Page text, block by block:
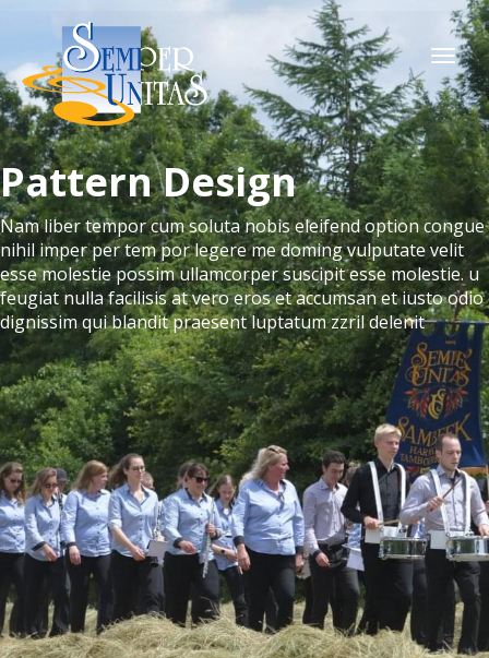
Pattern Design
Nam liber tempor cum soluta nobis eleifend option congue
nihil imper per tem por legere me doming vulputate velit
esse molestie possim ullamcorper suscipit esse molestie. u
feugiat nulla facilisis at vero eros et accumsan et iusto odio
dignissim qui blandit praesent luptatum zzril delenit